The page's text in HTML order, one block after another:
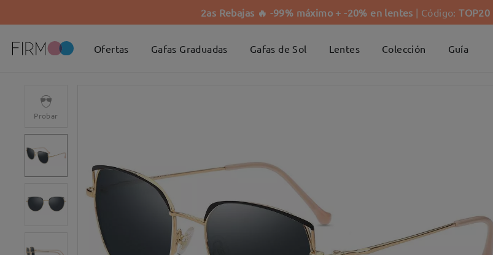
2as Rebajas 🔥 -99% máximo + -20% en lentes | Código:TOP20
Ofertas Gafas Graduadas Gafas de Sol Lentes Colección Guía
Probar